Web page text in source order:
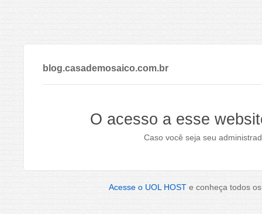
blog.casademosaico.com.br
O acesso a esse
Caso você seja seu
Acesse o UOL HOST e conheça todos